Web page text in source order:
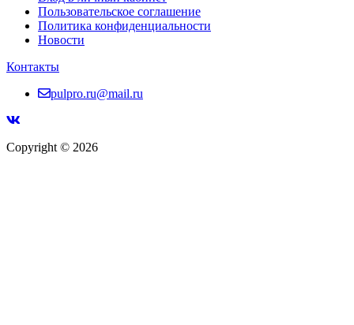
Пользовательское соглашение
Политика конфиденциальности
Новости
Контакты
pulpro.ru@mail.ru
Copyright © 2026